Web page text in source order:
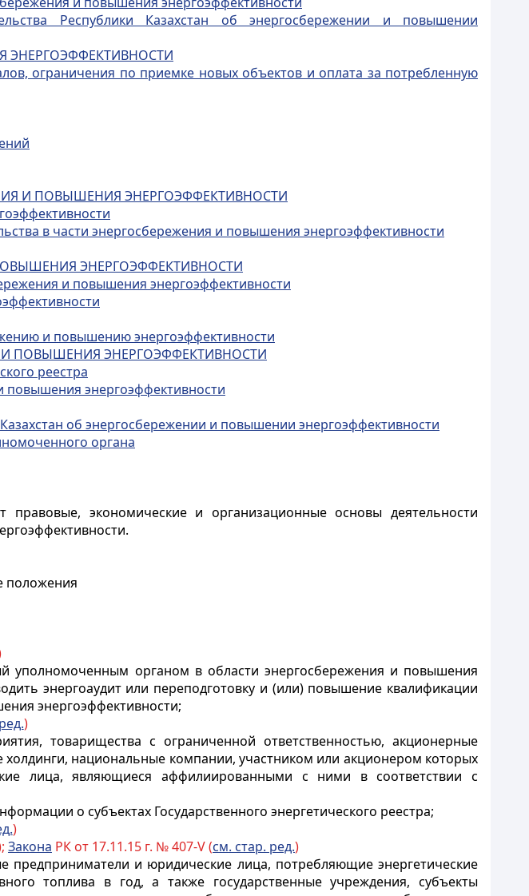
Республики Казахстан об энергосбережении и повышении
ЭНЕРГОЭФФЕКТИВНОСТИ
ограничения по приемке новых объектов и оплата за потребленную
И ПОВЫШЕНИЯ ЭНЕРГОЭФФЕКТИВНОСТИ
в части энергосбережения и повышения энергоэффективности
ЭНЕРГОЭФФЕКТИВНОСТИ
и повышения энергоэффективности
и повышению энергоэффективности
И ПОВЫШЕНИЯ ЭНЕРГОЭФФЕКТИВНОСТИ
реестра
повышения энергоэффективности
об энергосбережении и повышении энергоэффективности
органа
экономические и организационные основы деятельности
положения
уполномоченным органом в области энергосбережения и повышения
энергоаудит или переподготовку и (или) повышение квалификации
энергоэффективности;
)
товарищества с ограниченной ответственностью, акционерные
национальные компании, участником или акционером которых
лица, являющиеся аффилиированными с ними в соответствии с
о субъектах Государственного энергетического реестра;
)
Закона РК от 17.11.15 г. № 407-V (см. стар. ред.)
предприниматели и юридические лица, потребляющие энергетические
топлива в год, а также государственные учреждения, субъекты